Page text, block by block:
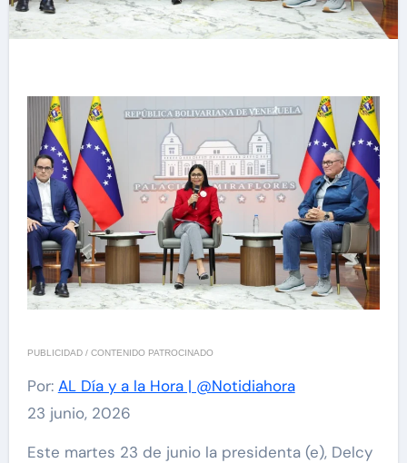
PUBLICIDAD / CONTENIDO PATROCINADO
Por: AL Día y a la Hora | @Notidiahora
23 junio, 2026
Este martes 23 de junio la presidenta (e), Delcy